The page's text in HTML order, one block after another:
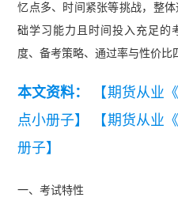
忆点多、时间紧张等挑战，整
础学习能力且时间投入充足的
度、备考策略、通过率与性价比
本文资料：
【期货从业
点小册子】
【期货从业
册子】
一、考试特性